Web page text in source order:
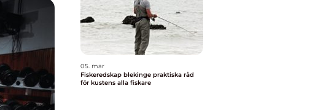
05. mar
Fiskeredskap blekinge praktiska råd
för kustens alla fiskare